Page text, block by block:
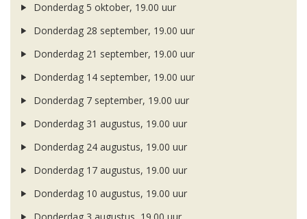
Donderdag 5 oktober, 19.00 uur
Donderdag 28 september, 19.00 uur
Donderdag 21 september, 19.00 uur
Donderdag 14 september, 19.00 uur
Donderdag 7 september, 19.00 uur
Donderdag 31 augustus, 19.00 uur
Donderdag 24 augustus, 19.00 uur
Donderdag 17 augustus, 19.00 uur
Donderdag 10 augustus, 19.00 uur